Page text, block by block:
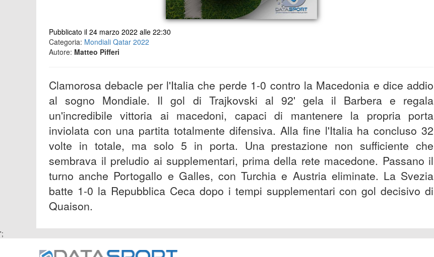
Pubblicato il 24 marzo 2022 alle 22:30
Categoria: Mondiali Qatar 2022
Autore: Matteo Pifferi
Clamorosa debacle per l'Italia che perde 1-0 contro la Macedonia e dice addio
al sogno Mondiale. Il gol di Trajkovski al 92' gela il Barbera e regala
un'incredibile vittoria ai macedoni, capaci di mantenere la propria porta
inviolata con una partita totalmente difensiva. Alla fine l'Italia ha concluso 32
volte in totale, ma solo 5 in porta. Una prestazione non sufficiente che
sembrava il preludio ai supplementari, prima della rete macedone. Passano il
turno anche Portogallo e Galles, con Turchia e Austria eliminate. La Svezia
batte 1-0 la Repubblica Ceca dopo i tempi supplementari con gol decisivo di
Quaison.
';